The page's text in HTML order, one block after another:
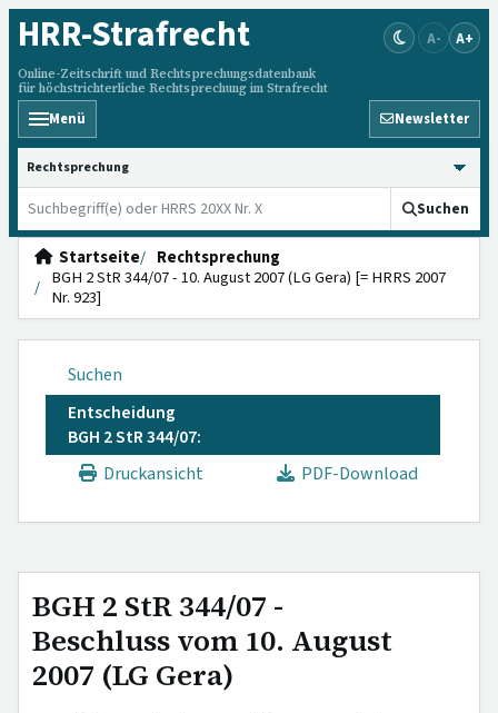
HRR-Strafrecht
Online-Zeitschrift und Rechtsprechungsdatenbank
für höchstrichterliche Rechtsprechung im Strafrecht
A- A+
Menü Newsletter
HRRS durchsuchen
Suchen
Startseite
Rechtsprechung
BGH 2 StR 344/07 - 10. August 2007 (LG Gera) [= HRRS 2007
Nr. 923]
Suchen
Entscheidung
BGH 2 StR 344/07:
Druckansicht
PDF-Download
BGH 2 StR 344/07 -
Beschluss vom 10. August
2007 (LG Gera)